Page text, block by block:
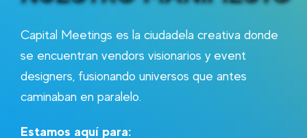
Capital Meetings es la ciudadela creativa donde
se encuentran vendors visionarios y event
designers, fusionando universos que antes
caminaban en paralelo.
Estamos aquí para: